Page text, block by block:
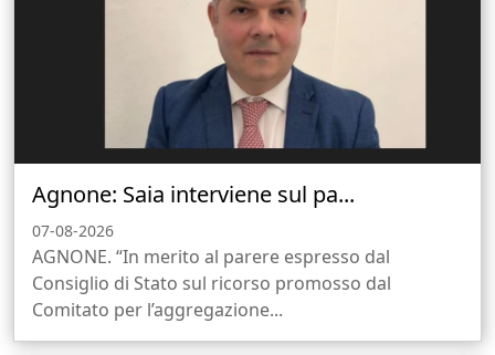
Agnone: Saia interviene sul pa...
07-08-2026
AGNONE. “In merito al parere espresso dal
Consiglio di Stato sul ricorso promosso dal
Comitato per l’aggregazione...